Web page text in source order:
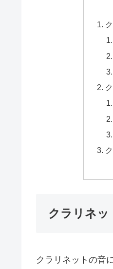
クラリネッ
クラリネットの音